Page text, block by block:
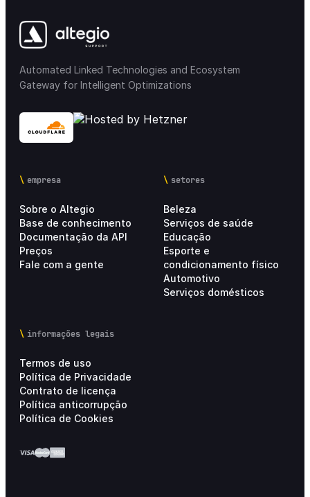
Automated Linked Technologies and Ecosystem
Gateway for Intelligent Optimizations
empresa
Sobre o Altegio
Base de conhecimento
Documentação da API
Preços
Fale com a gente
setores
Beleza
Serviços de saúde
Educação
Esporte e
condicionamento físico
Automotivo
Serviços domésticos
informações legais
Termos de uso
Política de Privacidade
Contrato de licença
Política anticorrupção
Política de Cookies